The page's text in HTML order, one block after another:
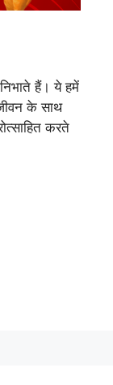
हैं। ये हमें
के साथ
करते